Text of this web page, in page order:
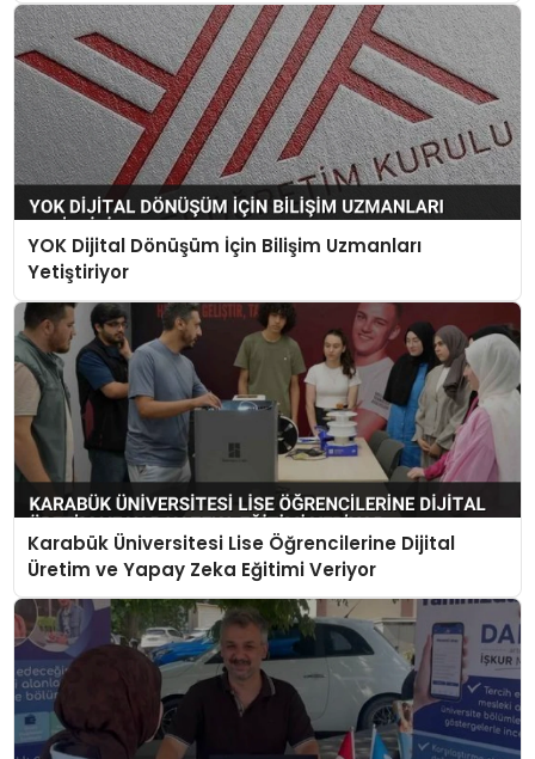
YOK Dijital Dönüşüm İçin Bilişim Uzmanları
Yetiştiriyor
Karabük Üniversitesi Lise Öğrencilerine Dijital
Üretim ve Yapay Zeka Eğitimi Veriyor